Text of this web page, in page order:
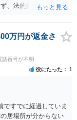
、法的措置を採って
無視してよいかどう
。しつこいようであ
要になるかもしれま
万円が返金さ
話番号が不明
役にたった 1
ですでに経過していま
居場所が分からない